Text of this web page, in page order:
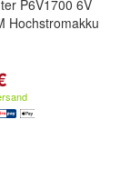
P6V1700 6V
Hochstromakku